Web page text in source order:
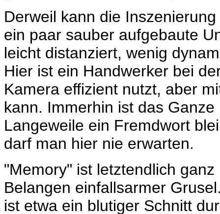
Derweil kann die
ein paar sauber aufgebaute
leicht distanziert, wenig
Hier ist ein Handwerker bei
Kamera effizient nutzt, aber
kann. Immerhin ist das
Langeweile ein Fremdwort
darf man hier nie erwarten.
"Memory" ist letztendlich
Belangen einfallsarmer
ist etwa ein blutiger Schnitt